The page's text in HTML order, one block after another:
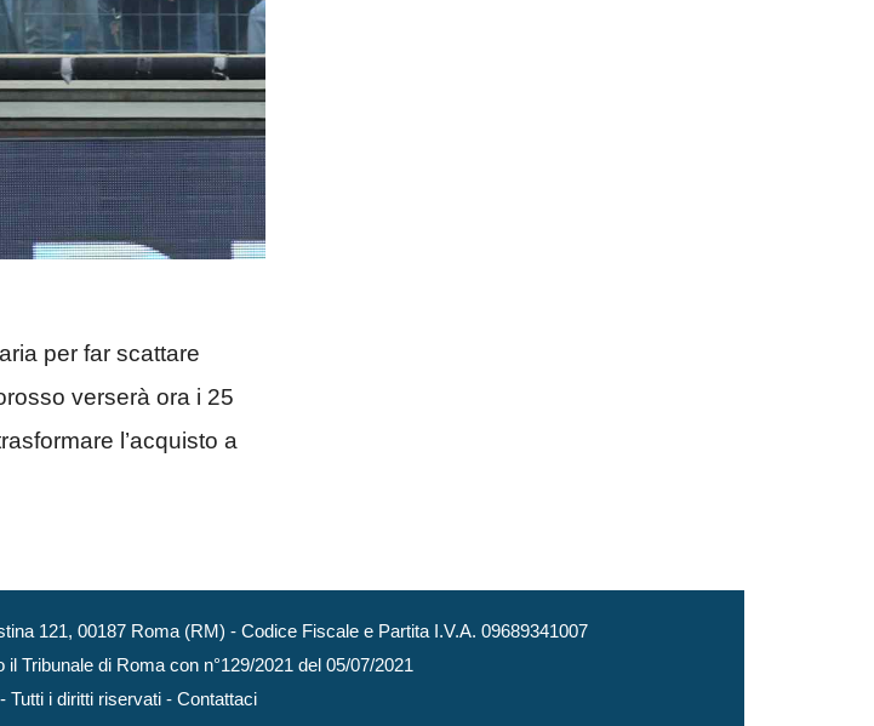
per far scattare
verserà ora i 25
l’acquisto a
121, 00187 Roma (RM) - Codice Fiscale e Partita I.V.A. 09689341007
Tribunale di Roma con n°129/2021 del 05/07/2021
Tutti i diritti riservati - Contattaci